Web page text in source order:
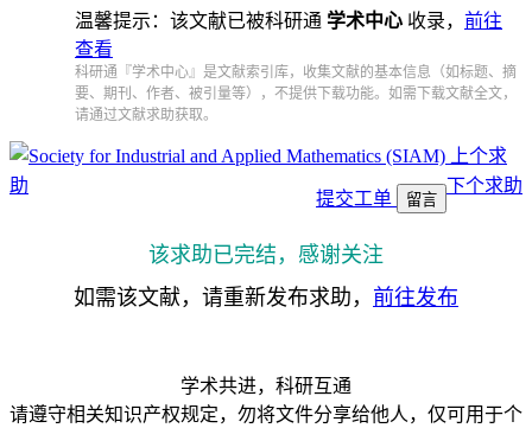
温馨提示：该文献已被科研通 学术中心 收录， 前往
查看
科研通『学术中心』是文献索引库，收集文献的基本信息（如标题、摘
要、期刊、作者、被引量等），不提供下载功能。如需下载文献全文，
请通过文献求助获取。
上个求
助
下个求助
提交工单 留言
该求助已完结，感谢关注
如需该文献，请重新发布求助， 前往发布
学术共进，科研互通
请遵守相关知识产权规定，勿将文件分享给他人，仅可用于个